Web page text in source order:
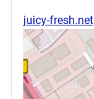
juicy-fresh.net